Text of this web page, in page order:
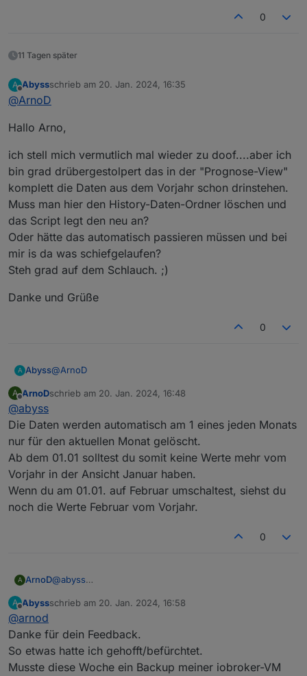
if
if ( (await getStateAsync
            await
        };
});
// Lineare Interpolation abhängig der
if (HeizstabLadeleistung_W >
if
HaltezeitHeizstab =
}else if (HeizstabLadeleistung_W <= 0 &&
HeizstabLadeleistung_W =
    }
// Prüfen ob HeizstabLadeleistung_W >
if (HeizstabLadeleistung_W >
// Prüfen ob HeizstabLadeleistung_W < 0W
    // Prüfen ob Batterie SOC < 20% ist
// Prüfen ob Heizstab auf Status "Heizen
if (IstTempExtFuehler >= 61 &&
if( (await
        };
// await
});
0
11 Tagen später
A
Offline
Abyssschrieb am 20. Jan. 2024, 16:35
zuletzt editiert von
@ArnoD
Hallo Arno,
ich stell mich vermutlich mal wieder zu doof....aber ich
bin grad drübergestolpert das in der "Prognose-View"
komplett die Daten aus dem Vorjahr schon drinstehen.
Muss man hier den History-Daten-Ordner löschen und
das Script legt den neu an?
Oder hätte das automatisch passieren müssen und bei
mir is da was schiefgelaufen?
Steh grad auf dem Schlauch. ;)
Danke und Grüße
0
A Abyss@ArnoD
Hallo Arno,
ich stell mich vermutlich mal wieder zu doof....aber ich
bin grad drübergestolpert das in der "Prognose-View"
komplett die Daten aus dem Vorjahr schon drinstehen.
Muss man hier den History-Daten-Ordner löschen und
das Script legt den neu an?
Oder hätte das automatisch passieren müssen und bei
mir is da was schiefgelaufen?
Steh grad auf dem Schlauch. ;)
Danke und Grüße
A
Offline
ArnoDschrieb am 20. Jan. 2024, 16:48
zuletzt editiert von
@abyss
Die Daten werden automatisch am 1 eines jeden Monats
nur für den aktuellen Monat gelöscht.
Ab dem 01.01 solltest du somit keine Werte mehr vom
Vorjahr in der Ansicht Januar haben.
Wenn du am 01.01. auf Februar umschaltest, siehst du
noch die Werte Februar vom Vorjahr.
0
A ArnoD@abyss
nur für den aktuellen Monat gelöscht.
Vorjahr in der Ansicht Januar haben.
Wenn du am 01.01. auf Februar umschaltest, siehst du
noch die Werte Februar vom Vorjahr.
A
Offline
Abyssschrieb am 20. Jan. 2024, 16:58
zuletzt editiert von
@arnod
Danke für dein Feedback.
So etwas hatte ich gehofft/befürchtet.
Musste diese Woche ein Backup meiner iobroker-VM